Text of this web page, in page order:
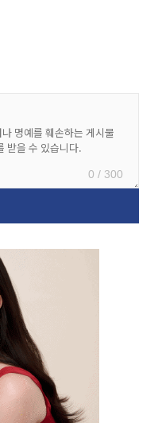
0 / 300